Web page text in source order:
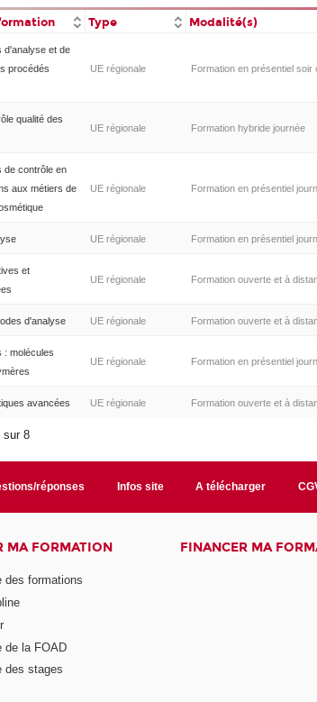
Type Modalité(s)
d'analyse et de
procédés
UE régionale Formation en présentiel soir
qualité des
UE régionale Formation hybride journée
de contrôle en
aux métiers de
UE régionale Formation en présentiel
UE régionale Formation en présentiel
et
UE régionale Formation ouverte et à
d'analyse UE régionale Formation ouverte et à
: molécules
UE régionale Formation en présentiel
avancées UE régionale Formation ouverte et à
sur 8
réponses Infos site A télécharger
MA FORMATION
des formations
de la FOAD
des stages
FINANCER MA